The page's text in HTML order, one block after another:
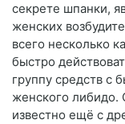
секрете шпанки,
женских
всего несколько
быстро
группу средств с
женского
известно ещё с